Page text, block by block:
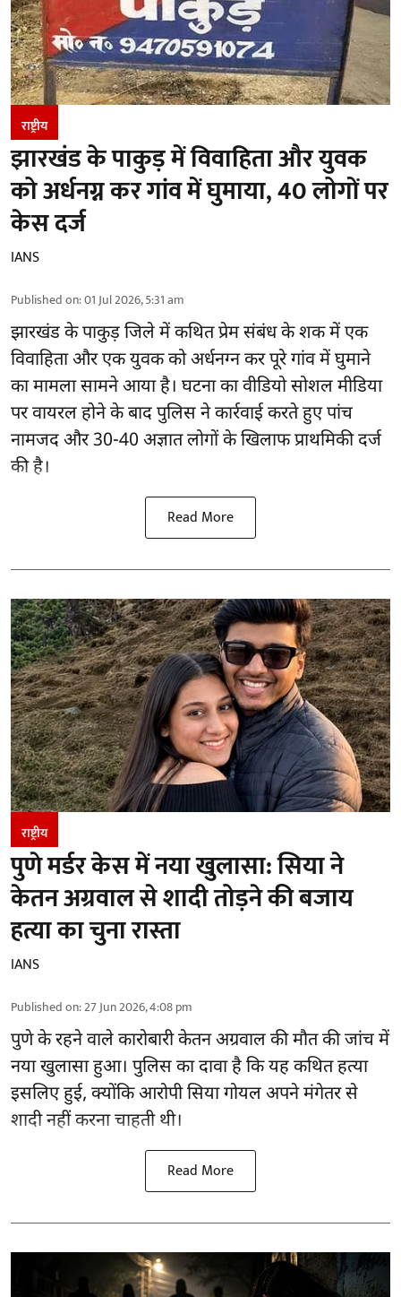
राष्ट्रीय
झारखंड के पाकुड़ में विवाहिता और युवक
को अर्धनग्न कर गांव में घुमाया, 40 लोगों पर
केस दर्ज
IANS
Published on:01 Jul 2026, 5:31 am
झारखंड के पाकुड़ जिले में कथित प्रेम संबंध के शक में एक
विवाहिता और एक युवक को अर्धनग्न कर पूरे गांव में घुमाने
का मामला सामने आया है। घटना का वीडियो सोशल मीडिया
पर वायरल होने के बाद पुलिस ने कार्रवाई करते हुए पांच
नामजद और 30-40 अज्ञात लोगों के खिलाफ प्राथमिकी दर्ज
की है।
Read More
राष्ट्रीय
पुणे मर्डर केस में नया खुलासा: सिया ने
केतन अग्रवाल से शादी तोड़ने की बजाय
हत्या का चुना रास्ता
IANS
Published on:27 Jun 2026, 4:08 pm
पुणे के रहने वाले कारोबारी केतन अग्रवाल की मौत की जांच में
नया खुलासा हुआ। पुलिस का दावा है कि यह कथित हत्या
इसलिए हुई, क्योंकि आरोपी सिया गोयल अपने मंगेतर से
शादी नहीं करना चाहती थी।
Read More